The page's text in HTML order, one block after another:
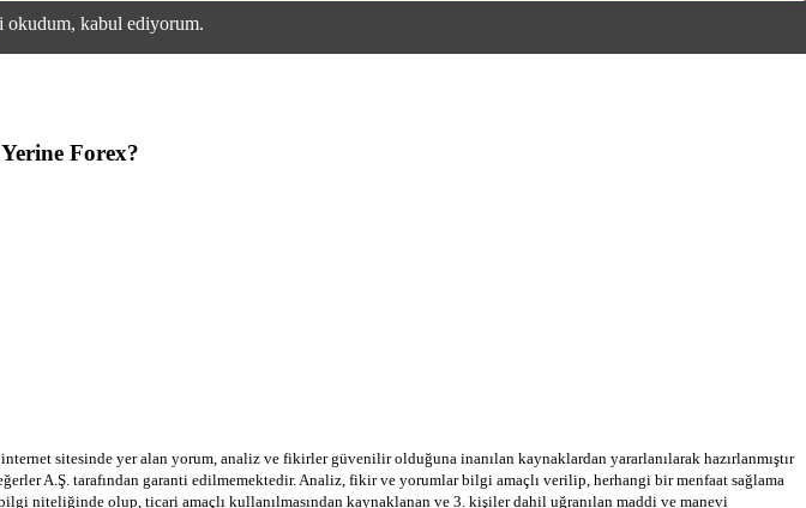
okudum, kabul ediyorum.
Forex?
sitesinde yer alan yorum, analiz ve fikirler güvenilir olduğuna inanılan kaynaklardan yararlanılarak hazırlanmıştır
A.Ş. tarafından garanti edilmemektedir. Analiz, fikir ve yorumlar bilgi amaçlı verilip, herhangi bir menfaat sağlama
niteliğinde olup, ticari amaçlı kullanılmasından kaynaklanan ve 3. kişiler dahil uğranılan maddi ve manevi